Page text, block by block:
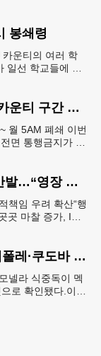
봉쇄령
운티의 여러 학
일선 학교들에 일
주말 포장공사로 I-285 캅 카운티 구간 통행금지
월 5AM 폐쇄 이번
면 통행금지가 시
항공사들, ICE 공항 단속 반발…“영장 없인 협조 불가”
책임 우려 확산“행
곳 마찰 증가, ICE
할라피뇨 살모넬라 비상 치폴레·쿠도바 긴급 회수
넬라 식중독이 멕
로 확인됐다.이에